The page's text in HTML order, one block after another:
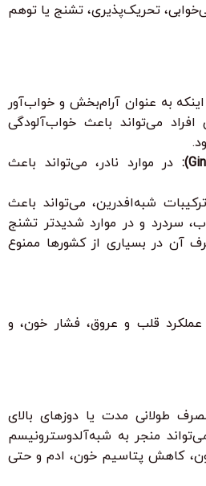
تحریک‌پذیری، تشنج یا توهم
به عنوان آرام‌بخش و خواب‌آور
می‌تواند باعث خواب‌آلودگی
در موارد نادر، می‌تواند باعث
شبه‌افدرین، می‌تواند باعث
سردرد و در موارد شدیدتر تشنج
آن در بسیاری از کشورها ممنوع
عملکرد قلب و عروق، فشار خون، و
طولانی مدت یا دوزهای بالای
منجر به شبه‌آلدوسترونیسم
کاهش پتاسیم خون، ادم و حتی